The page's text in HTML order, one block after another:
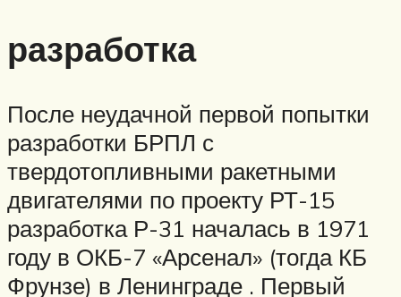
разработка
После неудачной первой попытки
разработки БРПЛ с
твердотопливными ракетными
двигателями по проекту РТ-15
разработка Р-31 началась в 1971
году в ОКБ-7 «Арсенал» (тогда КБ
Фрунзе) в Ленинграде . Первый